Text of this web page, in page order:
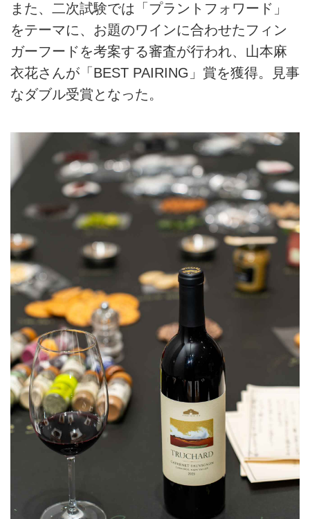
また、二次試験では「プラントフォワード」
をテーマに、お題のワインに合わせたフィン
ガーフードを考案する審査が行われ、山本麻
衣花さんが「BEST PAIRING」賞を獲得。見事
なダブル受賞となった。